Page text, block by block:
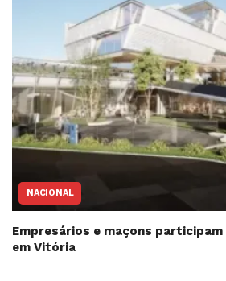
NACIONAL
Empresários e maçons
em Vitória